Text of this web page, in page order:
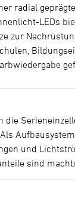
radial
LEDs
zur
die
und
sind